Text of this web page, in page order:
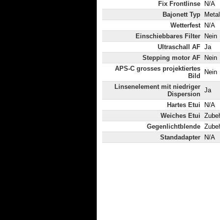
Fix Frontlinse
N/A
Bajonett Typ
Metall
Wetterfest
N/A
Einschiebbares Filter
Nein
Ultraschall AF Ja
Stepping motor AF
Nein
APS-C grosses projektiertes
Bild
Nein
Linsenelement mit niedriger
Dispersion
Ja
Hartes Etui
N/A
Weiches Etui
Gegenlichtblende
Standadapter
N/A